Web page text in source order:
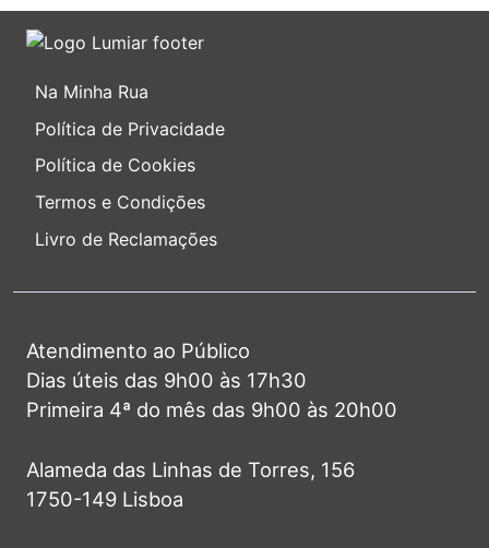
Na Minha Rua
Política de Privacidade
Política de Cookies
Termos e Condições
Livro de Reclamações
Atendimento ao Público
Dias úteis das 9h00 às 17h30
Primeira 4ª do mês das 9h00 às 20h00
Alameda das Linhas de Torres, 156
1750-149 Lisboa